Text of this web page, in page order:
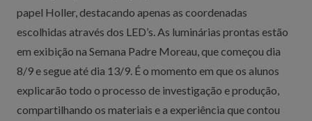
papel Holler, destacando apenas as coordenadas
escolhidas através dos LED’s. As luminárias prontas estão
em exibição na Semana Padre Moreau, que começou dia
8/9 e segue até dia 13/9. É o momento em que os alunos
explicarão todo o processo de investigação e produção,
compartilhando os materiais e a experiência que contou